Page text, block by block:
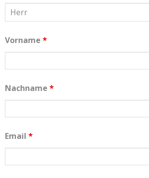
Vorname *
Nachname *
Email *